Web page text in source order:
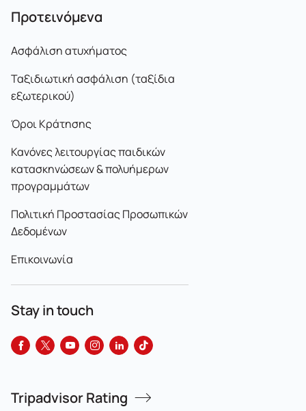
Προτεινόμενα
Ασφάλιση ατυχήματος
Ταξιδιωτική ασφάλιση (ταξίδια
εξωτερικού)
Όροι Κράτησης
Κανόνες λειτουργίας παιδικών
κατασκηνώσεων & πολυήμερων
προγραμμάτων
Πολιτική Προστασίας Προσωπικών
Δεδομένων
Επικοινωνία
Stay in touch
Tripadvisor Rating